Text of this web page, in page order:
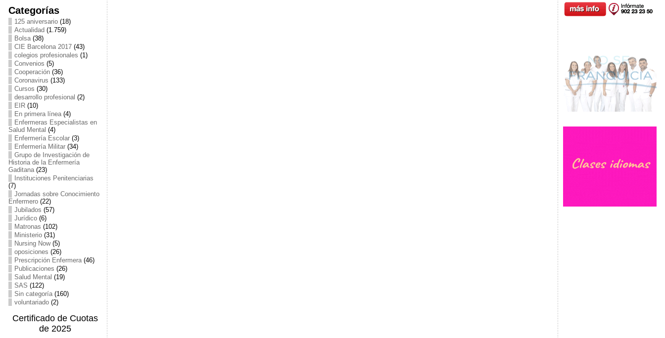
Categorías
125 aniversario(18)
Actualidad (1.759)
Bolsa(38)
CIE Barcelona 2017(43)
colegios profesionales (1)
Convenios (5)
Cooperación(36)
Coronavirus (133)
Cursos (30)
desarrollo profesional (2)
EIR(10)
En primera línea(4)
Enfermeras Especialistas en
Salud Mental (4)
Enfermería Escolar(3)
Enfermería Militar(34)
Grupo de Investigación de
Historia de la Enfermería
Gaditana(23)
Instituciones Penitenciarias
(7)
Jornadas sobre Conocimiento
Enfermero(22)
Jubilados (57)
Jurídico(6)
Matronas (102)
Ministerio(31)
Nursing Now(5)
oposiciones (26)
Prescripción Enfermera(46)
Publicaciones (26)
Salud Mental (19)
SAS (122)
Sin categoría(160)
voluntariado(2)
Certificado de Cuotas
de 2025